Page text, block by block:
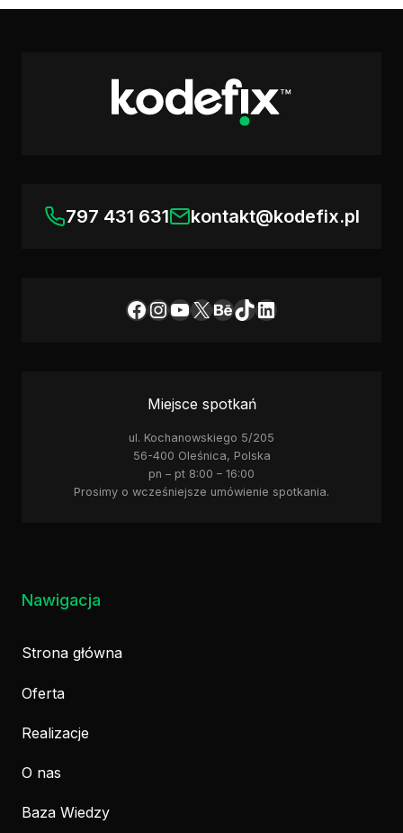
797 431 631 kontakt@kodefix.pl
Facebook
Instagram
YouTube
X Behance
TikTok
LinkedIn
Miejsce spotkań
ul. Kochanowskiego 5/205
56-400 Oleśnica, Polska
pn – pt 8:00 – 16:00
Prosimy o wcześniejsze umówienie spotkania.
Nawigacja
Strona główna
Oferta
Realizacje
O nas
Baza Wiedzy